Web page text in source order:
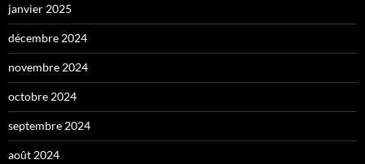
janvier 2025
décembre 2024
novembre 2024
octobre 2024
septembre 2024
août 2024